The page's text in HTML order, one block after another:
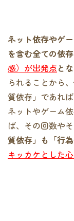
ネット依存やゲ
を含む全ての依存
感）が出発点と
られることから
質依存」であれ
ネットやゲーム
ば、その回数や
質依存」も「行為
キッカケとした